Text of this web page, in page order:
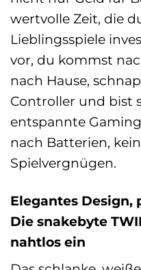
wertvolle Zeit, die
Lieblingsspiele
vor, du kommst
nach Hause,
Controller und bist
entspannte
nach Batterien,
Spielvergnügen.
Elegantes
Die snakebyte
nahtlos ein